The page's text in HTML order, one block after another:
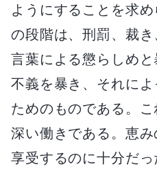
ようにすることを求
の段階は、刑罰、裁
言葉による懲らしめ
不義を暴き、それに
ためのものである。
深い働きである。恵
享受するのに十分だ